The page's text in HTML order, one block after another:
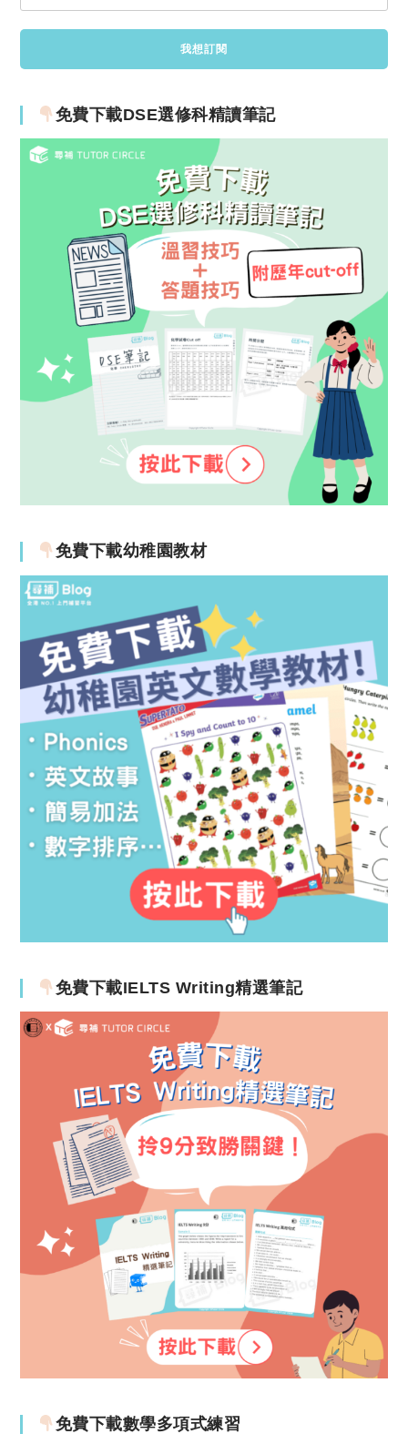
免費下載DSE選修科精讀筆記
免費下載幼稚園教材
免費下載IELTS Writing精選筆記
免費下載數學多項式練習